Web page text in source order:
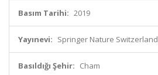
Basım Tarihi: 2019
Yayınevi: Springer Nature
Basıldığı Şehir: Cham